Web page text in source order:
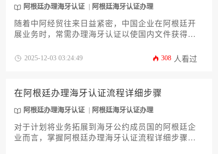
阿根廷办理海牙认证 阿根廷海牙认证办理
随着中阿经贸往来日益紧密，中国企业在阿根廷开
展业务时，常需办理海牙认证以使国内文件获得当
份详尽的阿根廷办理海牙认证费用及价格指南。文
巧，帮助您高效规划相关预算，确保文件合规使
用。
2025-12-03 03:24:49 308 人看过
在阿根廷办理海牙认证流程详细步骤
阿根廷办理海牙认证 阿根廷海牙认证办理
对于计划将业务拓展到海牙公约成员国的阿根廷企
业而言，掌握阿根廷办理海牙认证流程详细步骤是